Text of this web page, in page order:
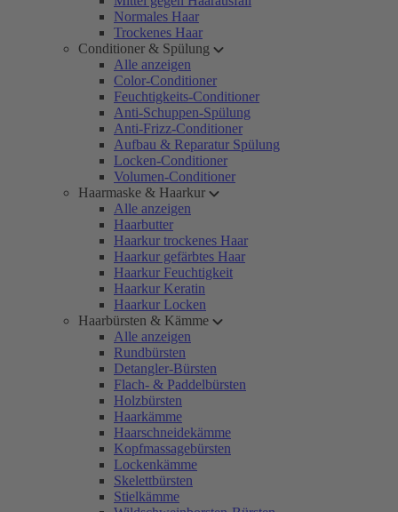
Normales Haar
Trockenes Haar
Conditioner & Spülung
Alle anzeigen
Color-Conditioner
Feuchtigkeits-Conditioner
Anti-Schuppen-Spülung
Anti-Frizz-Conditioner
Aufbau & Reparatur Spülung
Locken-Conditioner
Volumen-Conditioner
Haarmaske & Haarkur
Alle anzeigen
Haarbutter
Haarkur trockenes Haar
Haarkur gefärbtes Haar
Haarkur Feuchtigkeit
Haarkur Keratin
Haarkur Locken
Haarbürsten & Kämme
Alle anzeigen
Rundbürsten
Detangler-Bürsten
Flach- & Paddelbürsten
Holzbürsten
Haarkämme
Haarschneidekämme
Kopfmassagebürsten
Lockenkämme
Skelettbürsten
Stielkämme